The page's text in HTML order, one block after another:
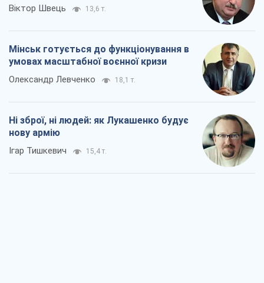
Віктор Швець 13,6 т.
Мінськ готується до функціонування в
умовах масштабної воєнної кризи
Олександр Левченко 18,1 т.
Ні зброї, ні людей: як Лукашенко будує
нову армію
Ігар Тишкевич 15,4 т.